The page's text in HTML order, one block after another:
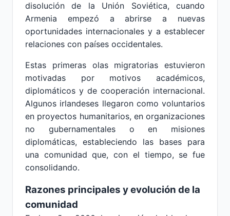
disolución de la Unión Soviética, cuando
Armenia empezó a abrirse a nuevas
oportunidades internacionales y a establecer
relaciones con países occidentales.
Estas primeras olas migratorias estuvieron
motivadas por motivos académicos,
diplomáticos y de cooperación internacional.
Algunos irlandeses llegaron como voluntarios
en proyectos humanitarios, en organizaciones
no gubernamentales o en misiones
diplomáticas, estableciendo las bases para
una comunidad que, con el tiempo, se fue
consolidando.
Razones principales y evolución de la
comunidad